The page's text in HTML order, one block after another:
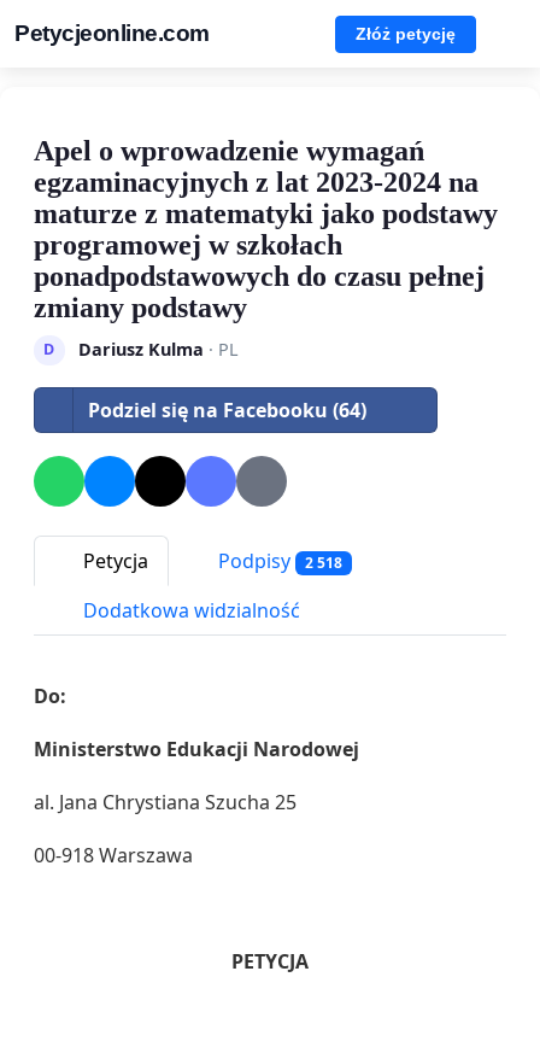
Petycjeonline.com Złóż petycję
Apel o wprowadzenie wymagań
egzaminacyjnych z lat 2023-2024 na
maturze z matematyki jako podstawy
programowej w szkołach
ponadpodstawowych do czasu pełnej
zmiany podstawy
D Dariusz Kulma · PL
Podziel się na Facebooku (64)
Petycja Podpisy 2 518
Dodatkowa widzialność
Do:
Ministerstwo Edukacji Narodowej
al. Jana Chrystiana Szucha 25
00-918 Warszawa
PETYCJA